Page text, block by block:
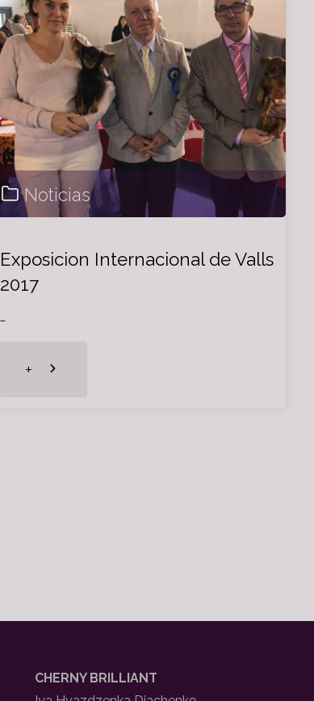
DE
VALENCIA
2017"
Noticias
Exposicion Internacional de Valls
2017
…
+ "Exposicion
CHERNY BRILLIANT